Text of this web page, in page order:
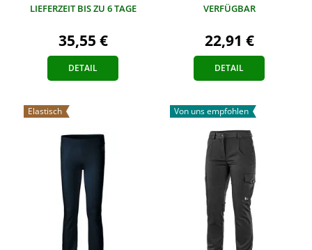
LIEFERZEIT BIS ZU 6 TAGE
35,55 €
DETAIL
VERFÜGBAR
22,91 €
DETAIL
Elastisch Von uns empfohlen